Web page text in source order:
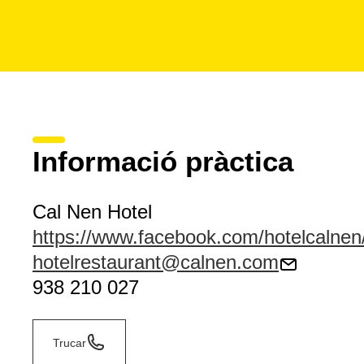
Informació pràctica
Cal Nen Hotel
https://www.facebook.com/
hotelrestaurant@calnen.com
938 210 027
Trucar